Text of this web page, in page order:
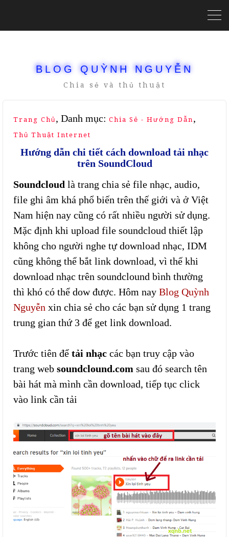
BLOG QUỲNH NGUYỄN
Chia sẻ và thủ thuật
Trang Chủ , Danh mục: Chia Sẻ - Hướng Dẫn ,
Thủ Thuật Internet
Hướng dẫn chi tiết cách download tải nhạc
trên SoundCloud
Soundcloud là trang chia sẻ file nhạc, audio,
file ghi âm khá phổ biến trên thế giới và ở Việt
Nam hiện nay cũng có rất nhiều người sử dụng.
Mặc định khi upload file soundcloud thiết lập
không cho người nghe tự download nhạc, IDM
cũng không thể bắt link download, vì thế khi
download nhạc trên soundclound bình thường
thì khó có thể dow được. Hôm nay Blog Quỳnh
Nguyễn xin chia sẻ cho các bạn sử dụng 1 trang
trung gian thứ 3 để get link download.
Trước tiên để tải nhạc các bạn truy cập vào
trang web soundclound.com sau đó search tên
bài hát mà mình cần download, tiếp tục click
vào link cần tải